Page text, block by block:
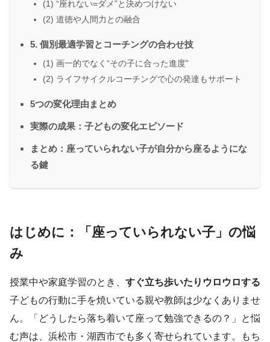
(1) “座れない=ダメ”と決めつけない
(2) 道徳や人間力との融合
5. 個別最適学習とコーチングの合わせ技
(1) 画一的でなく“その子に合った進度”
(2) ライフサイクルコーチングで心の発達もサポート
5つの変化理由まとめ
実際の成果：子どもの変化エピソード
まとめ：座っていられない子が自分から座るようにな
る鍵
はじめに：「座っていられない子」の悩
み
授業中や家庭学習のとき、 すぐ立ち歩いたりウロウロする
子どもの行動に手を焼いている親や教師は少なくありませ
ん。「どうしたら落ち着いて座って勉強できるの？」と悩
む声は、浜松市・湖西市でも多く寄せられています。もち